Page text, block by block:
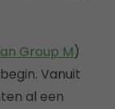
Group M)
Vanuit
al een